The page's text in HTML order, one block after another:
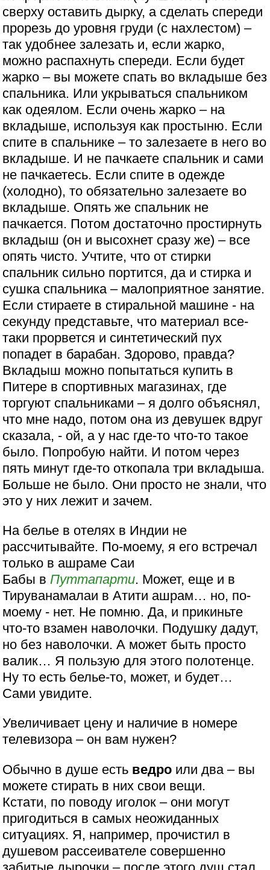
сверху оставить дырку, а сделать спереди
прорезь до уровня груди (с нахлестом) –
так удобнее залезать и, если жарко,
можно распахнуть спереди. Если будет
жарко – вы можете спать во вкладыше без
спальника. Или укрываться спальником
как одеялом. Если очень жарко – на
вкладыше, используя как простыню. Если
спите в спальнике – то залезаете в него во
вкладыше. И не пачкаете спальник и сами
не пачкаетесь. Если спите в одежде
(холодно), то обязательно залезаете во
вкладыше. Опять же спальник не
пачкается. Потом достаточно простирнуть
вкладыш (он и высохнет сразу же) – все
опять чисто. Учтите, что от стирки
спальник сильно портится, да и стирка и
сушка спальника – малоприятное занятие.
Если стираете в стиральной машине - на
секунду представьте, что материал все-
таки прорвется и синтетический пух
попадет в барабан. Здорово, правда?
Вкладыш можно попытаться купить в
Питере в спортивных магазинах, где
торгуют спальниками – я долго объяснял,
что мне надо, потом она из девушек вдруг
сказала, - ой, а у нас где-то что-то такое
было. Попробую найти. И потом через
пять минут где-то откопала три вкладыша.
Больше не было. Они просто не знали, что
это у них лежит и зачем.
На белье в отелях в Индии не
рассчитывайте. По-моему, я его встречал
только в ашраме Саи
Бабы вПуттапарти. Может, еще и в
Тируванамалаи в Атити ашрам… но, по-
моему - нет. Не помню. Да, и прикиньте
что-то взамен наволочки. Подушку дадут,
но без наволочки. А может быть просто
валик… Я пользую для этого полотенце.
Ну то есть белье-то, может, и будет…
Сами увидите.
Увеличивает цену и наличие в номере
телевизора – он вам нужен?
Обычно в душе есть ведро или два – вы
можете стирать в них свои вещи.
Кстати, по поводу иголок – они могут
пригодиться в самых неожиданных
ситуациях. Я, например, прочистил в
душевом рассеивателе совершенно